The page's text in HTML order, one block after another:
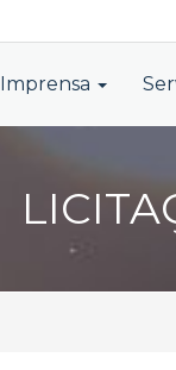
Imprensa